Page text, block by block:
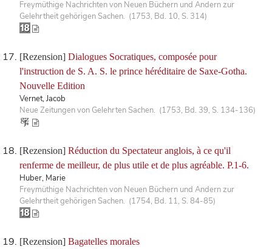
Freymüthige Nachrichten von Neuen Büchern und Andern zur
Gelehrtheit gehörigen Sachen. (1753, Bd. 10, S. 314)
[Rezension] Dialogues Socratiques, composée pour
l'instruction de S. A. S. le prince héréditaire de Saxe-Gotha.
Nouvelle Edition
Vernet, Jacob
Neue Zeitungen von Gelehrten Sachen. (1753, Bd. 39, S. 134-136)
[Rezension] Réduction du Spectateur anglois, à ce qu'il
renferme de meilleur, de plus utile et de plus agréable. P.1-6.
Huber, Marie
Freymüthige Nachrichten von Neuen Büchern und Andern zur
Gelehrtheit gehörigen Sachen. (1754, Bd. 11, S. 84-85)
[Rezension] Bagatelles morales